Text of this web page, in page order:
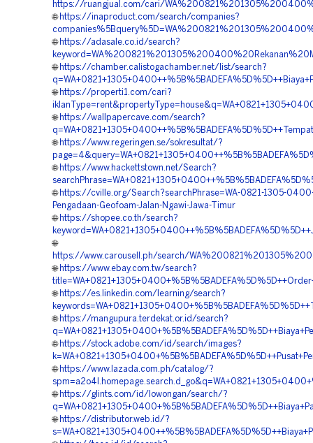
https://ruangjual.com/cari/
🌐 https://inaproduct.com/search/companies?
🌐 https://adasale.co.id/search?
🌐 https://chamber.calistogachamber.net/list/search?
🌐 https://properti1.com/cari?
🌐 https://wallpapercave.com/search?
🌐 https://www.regeringen.se/sokresultat/?
🌐 https://www.hackettstown.net/Search?
🌐 https://cville.org/Search?searchPhrase=WA-0821-1305-
Pengadaan-Geofoam-Jalan-Ngawi-Jawa-Timur
🌐 https://shopee.co.th/search?
🌐
https://www.carousell.ph/search/
🌐 https://www.ebay.com.tw/search?
🌐 https://es.linkedin.com/learning/search?
🌐 https://mangupura.terdekat.or.id/search?
🌐 https://stock.adobe.com/id/search/images?
🌐 https://www.lazada.com.ph/catalog/?
🌐 https://glints.com/id/lowongan/search/?
🌐 https://distributor.web.id/?